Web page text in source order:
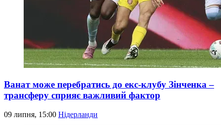
Ванат може перебратись до екс-клубу Зінченка –
трансферу сприяє важливий фактор
09 липня, 15:00 Нідерланди